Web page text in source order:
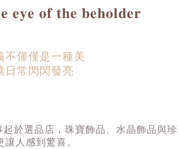
𝐞𝐲𝐞 𝐨𝐟 𝐭𝐡𝐞 𝐛𝐞𝐡𝐨𝐥𝐝𝐞𝐫
不僅僅是一種美
日常閃閃發亮
選品店，珠寶飾品、水晶飾品與珍
人感到驚喜。